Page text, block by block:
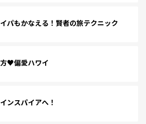
パもかなえる！賢者の旅テクニック
♥偏愛ハワイ
ンスパイアへ！